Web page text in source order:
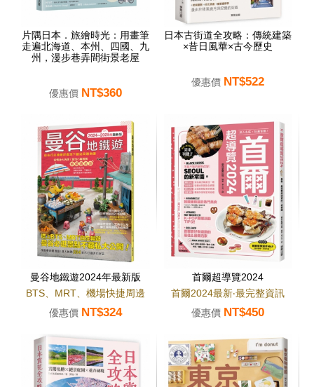
片隅日本．旅繪時光：用畫筆
走遍北海道、本州、四國、九
州，漫步巷弄間街景老屋
優惠價 NT$360
日本古街道全攻略：傳統建築
×昔日風華×古今歷史
優惠價 NT$522
曼谷地鐵遊2024年最新版
BTS、MRT、機場快捷周邊
全攻略
優惠價 NT$324
首爾超導覽2024
首爾2024最新‧最完整資訊
優惠價 NT$450